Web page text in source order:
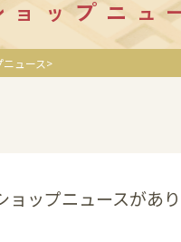
ョップニュ
ュース
ョップニュースがあ